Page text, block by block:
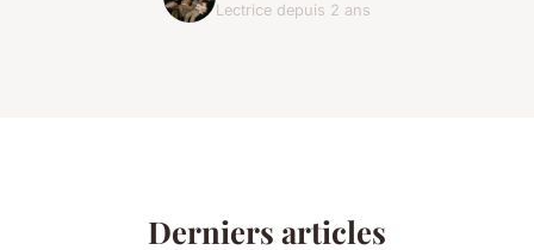
Lectrice depuis 2 ans
Derniers articles